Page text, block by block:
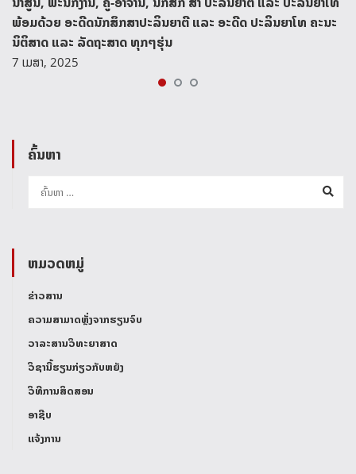
ພ້ອມດ້ວຍ ອະດີດນັກສຶກສາປະລິນຍາຕີ ແລະ ອະດີດ ປະລິນຍາໂທ ຄະນະ
ນິຕິສາດ ແລະ ລັດຖະສາດ ທຸກໆຮຸ່ນ
7 ເມສາ, 2025
ຄົ້ນຫາ
ຫມວດຫມູ່
ຂ່າວສານ
ຄວາມສາມາດຫຼັ່ງຈາກຮຽນຈົບ
ວາລະສານວິທະຍາສາດ
ວິຊານີ້ຮຽນກ່ຽວກັບຫຍັງ
ວິທີການສິດສອນ
ອາຊີບ
ແຈ້ງການ